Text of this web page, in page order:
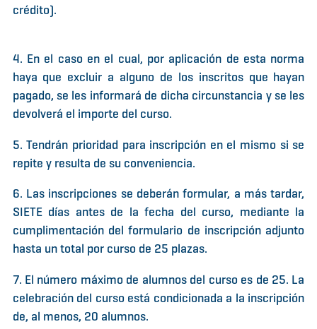
crédito).
4. En el caso en el cual, por aplicación de esta norma
haya que excluir a alguno de los inscritos que hayan
pagado, se les informará de dicha circunstancia y se les
devolverá el importe del curso.
5. Tendrán prioridad para inscripción en el mismo si se
repite y resulta de su conveniencia.
6. Las inscripciones se deberán formular, a más tardar,
SIETE días antes de la fecha del curso, mediante la
cumplimentación del formulario de inscripción adjunto
hasta un total por curso de 25 plazas.
7. El número máximo de alumnos del curso es de 25. La
celebración del curso está condicionada a la inscripción
de, al menos, 20 alumnos.